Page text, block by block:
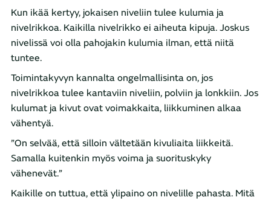
Kun ikää kertyy, jokaisen niveliin tulee kulumia ja
nivelrikkoa. Kaikilla nivelrikko ei aiheuta kipuja. Joskus
nivelissä voi olla pahojakin kulumia ilman, että niitä
tuntee.
Toimintakyvyn kannalta ongelmallisinta on, jos
nivelrikkoa tulee kantaviin niveliin, polviin ja lonkkiin. Jos
kulumat ja kivut ovat voimakkaita, liikkuminen alkaa
vähentyä.
”On selvää, että silloin vältetään kivuliaita liikkeitä.
Samalla kuitenkin myös voima ja suorituskyky
vähenevät.”
Kaikille on tuttua, että ylipaino on nivelille pahasta. Mitä